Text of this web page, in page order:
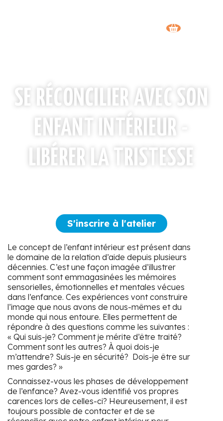
SE RÉCONCILIER AVEC SON
ENFANT INTÉRIEUR -
LIBÉRER LA TRISTESSE
S'inscrire à l'atelier
Le concept de l’enfant intérieur est présent dans
le domaine de la relation d’aide depuis plusieurs
décennies. C’est une façon imagée d’illustrer
comment sont emmagasinées les mémoires
sensorielles, émotionnelles et mentales vécues
dans l’enfance. Ces expériences vont construire
l’image que nous avons de nous-mêmes et du
monde qui nous entoure. Elles permettent de
répondre à des questions comme les suivantes :
« Qui suis-je? Comment je mérite d’être traité?
Comment sont les autres? À quoi dois-je
m’attendre? Suis-je en sécurité? Dois-je être sur
mes gardes? »
Connaissez-vous les phases de développement
de l’enfance? Avez-vous identifié vos propres
carences lors de celles-ci? Heureusement, il est
toujours possible de contacter et de se